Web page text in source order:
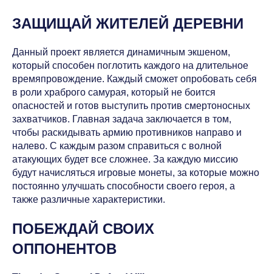
ЗАЩИЩАЙ ЖИТЕЛЕЙ ДЕРЕВНИ
Данный проект является динамичным экшеном,
который способен поглотить каждого на длительное
времяпровождение. Каждый сможет опробовать себя
в роли храброго самурая, который не боится
опасностей и готов выступить против смертоносных
захватчиков. Главная задача заключается в том,
чтобы раскидывать армию противников направо и
налево. С каждым разом справиться с волной
атакующих будет все сложнее. За каждую миссию
будут начисляться игровые монеты, за которые можно
постоянно улучшать способности своего героя, а
также различные характеристики.
ПОБЕЖДАЙ СВОИХ
ОППОНЕНТОВ